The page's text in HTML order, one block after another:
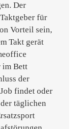
Der
für
Vorteil sein,
Takt gerät
im Bett
der
findet oder
täglichen